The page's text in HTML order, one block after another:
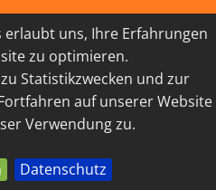
erlaubt uns, Ihre Erfahrungen
zu optimieren.
Statistikzwecken und zur
auf unserer Website
Verwendung zu.
Datenschutz
- Diözese Innsbruck
LINKSAMMLUNG
KONTAKT
powered by webEdition CMS